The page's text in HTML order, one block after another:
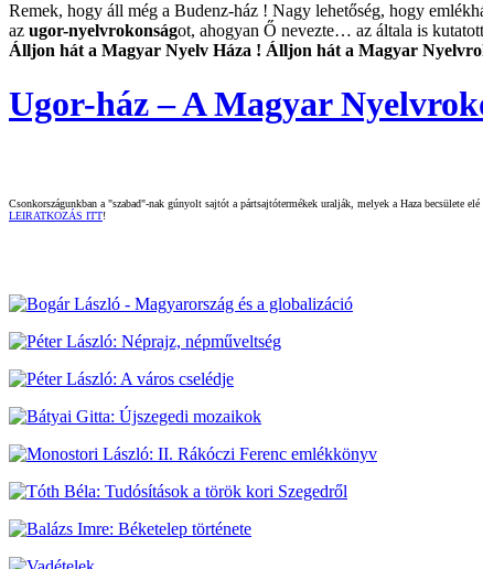
Remek, hogy áll még a Budenz-ház ! Nagy lehetőség, hogy
az ugor-nyelvrokonságot, ahogyan Ő nevezte… az általa is
Álljon hát a Magyar Nyelv Háza ! Álljon hát a Magyar
Ugor-ház – A Magyar
Csonkországunkban a "szabad"-nak gúnyolt sajtót a pártsajtótermékek uralják, melyek a Haza becsülete
LEIRATKOZÁS ITT!